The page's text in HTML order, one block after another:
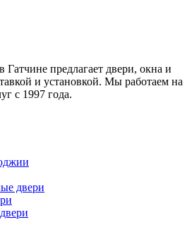
предлагает двери, окна и
и установкой. Мы работаем на
с 1997 года.
двери